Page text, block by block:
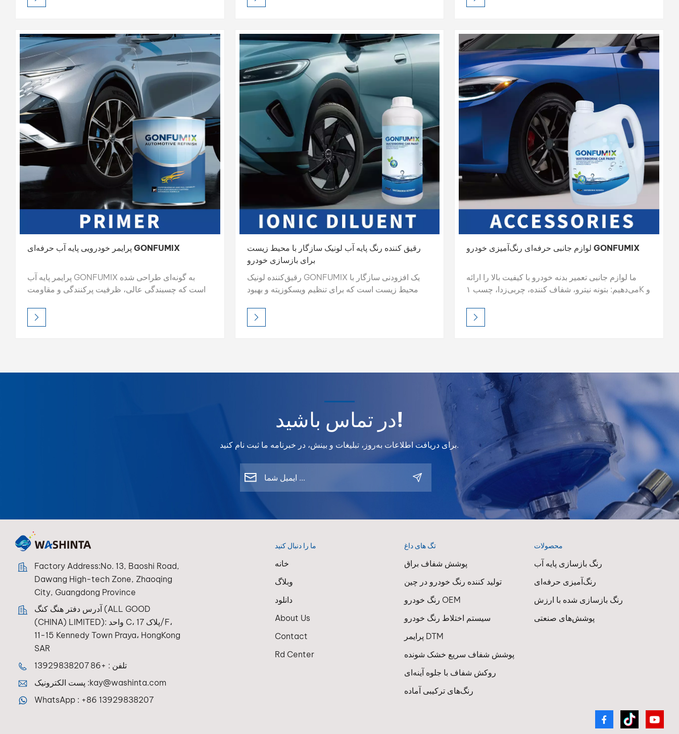
طراحی شده‌اند، تضمین می‌کنند بازتولید دقیق رنگ برای
خشک شدن سریع مقاوم است و ظاهر و طول عمر
سریع و انعطاف‌پذیری گسترده در کاربرد، عملکرد بهینه
پرایمر خودرویی پایه آب حرفه‌ای GONFUMIX
پرایمر پایه آب GONFUMIX به گونه‌ای طراحی شده
است که چسبندگی عالی، ظرفیت پرکنندگی و مقاومت
کم VOC، سازگار با محیط زیست، یک پایه قابل اعتماد
برای لایه‌های بعدی تونر رنگی و پوشش شفاف ایجاد
را برای پرداخت نهایی تضمین می‌کند.
رقیق کننده رنگ پایه آب لونیک سازگار با محیط زیست
برای بازسازی خودرو
رقیق‌کننده لونیک GONFUMIX یک افزودنی سازگار با
محیط زیست است که برای تنظیم ویسکوزیته و بهبود
کاربرد یکنواخت و عملکرد رنگ بهبود یافته را تضمین
لوازم جانبی حرفه‌ای رنگ‌آمیزی خودرو GONFUMIX
ما لوازم جانبی تعمیر بدنه خودرو با کیفیت بالا را ارائه
می‌دهیم: بتونه نیترو، شفاف کننده، چربی‌زدا، چسب ۱K و
در تماس باشید!
برای دریافت اطلاعات به‌روز، تبلیغات و بینش، در خبرنامه ما ثبت نام کنید.
Factory Address:No. 13, Baoshi Road,
Dawang High-tech Zone, Zhaoqing
City, Guangdong Province
آدرس دفتر هنگ کنگ (ALL GOOD
(CHINA) LIMITED): واحد C، پلاک 17/F،
11-15 Kennedy Town Praya، HongKong
SAR
تلفن : +86 13929838207
پست الکترونیک :kay@washinta.com
WhatsApp : +86 13929838207
محصولات
رنگ بازسازی پایه آب
رنگ‌آمیزی حرفه‌ای
رنگ بازسازی شده با ارزش
پوشش‌های صنعتی
تگ های داغ
پوشش شفاف براق
تولید کننده رنگ خودرو در چین
رنگ خودرو OEM
سیستم اختلاط رنگ خودرو
پرایمر DTM
پوشش شفاف سریع خشک شونده
روکش شفاف با جلوه آینه‌ای
رنگ‌های ترکیبی آماده
ما را دنبال کنید
خانه
وبلاگ
دانلود
About Us
Contact
Rd Center